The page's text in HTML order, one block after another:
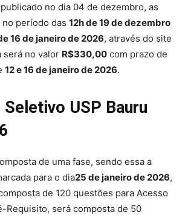
no dia 04 de dezembro, as
período das 12h de 19 de dezembro
16 de janeiro de 2026, através do site
será no valor R$330,00 com prazo de
12 e 16 de janeiro de 2026.
USP Bauru
de uma fase, sendo essa a
para o dia25 de janeiro de 2026,
de 120 questões para Acesso
Requisito, será composta de 50